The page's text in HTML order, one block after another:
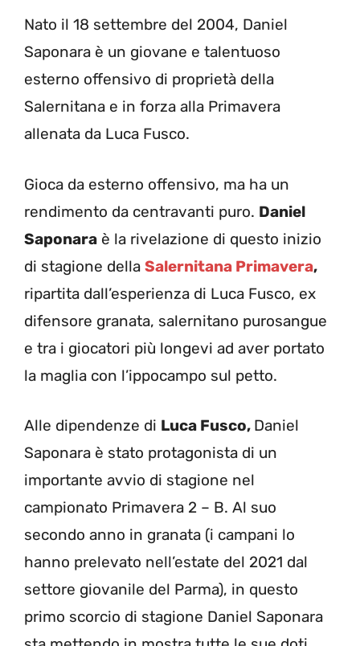
Nato il 18 settembre del 2004, Daniel
Saponara è un giovane e talentuoso
esterno offensivo di proprietà della
Salernitana e in forza alla Primavera
allenata da Luca Fusco.
Gioca da esterno offensivo, ma ha un
rendimento da centravanti puro. Daniel
Saponara è la rivelazione di questo inizio
di stagione della Salernitana Primavera,
ripartita dall’esperienza di Luca Fusco, ex
difensore granata, salernitano purosangue
e tra i giocatori più longevi ad aver portato
la maglia con l’ippocampo sul petto.
Alle dipendenze di Luca Fusco, Daniel
Saponara è stato protagonista di un
importante avvio di stagione nel
campionato Primavera 2 – B. Al suo
secondo anno in granata (i campani lo
hanno prelevato nell’estate del 2021 dal
settore giovanile del Parma), in questo
primo scorcio di stagione Daniel Saponara